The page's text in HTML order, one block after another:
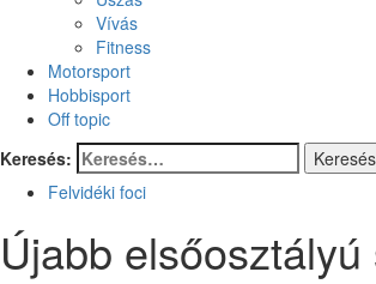
Vívás
Fitness
Motorsport
Hobbisport
Off topic
Keresés:
Felvidéki foci
Újabb